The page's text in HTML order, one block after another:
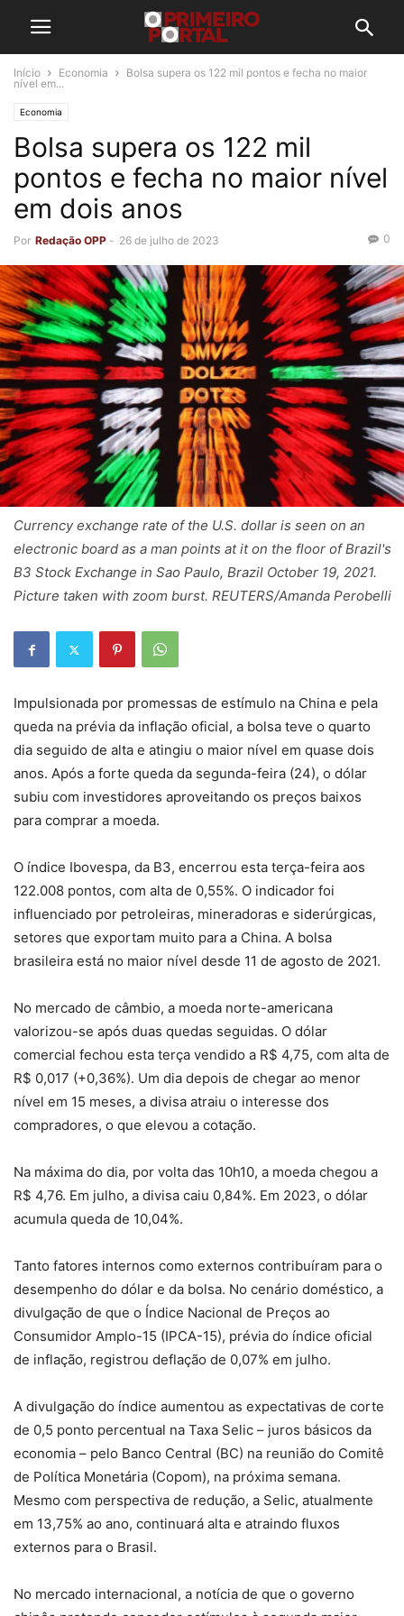
Início Economia
Bolsa supera os 122 mil pontos e fecha no maior
nível em...
Economia
Bolsa supera os 122 mil
pontos e fecha no maior nível
em dois anos
Por Redação OPP - 26 de julho de 2023 0
Currency exchange rate of the U.S. dollar is seen on an
electronic board as a man points at it on the floor of Brazil's
B3 Stock Exchange in Sao Paulo, Brazil October 19, 2021.
Picture taken with zoom burst. REUTERS/Amanda Perobelli
Impulsionada por promessas de estímulo na China e pela
queda na prévia da inflação oficial, a bolsa teve o quarto
dia seguido de alta e atingiu o maior nível em quase dois
anos. Após a forte queda da segunda-feira (24), o dólar
subiu com investidores aproveitando os preços baixos
para comprar a moeda.
O índice Ibovespa, da B3, encerrou esta terça-feira aos
122.008 pontos, com alta de 0,55%. O indicador foi
influenciado por petroleiras, mineradoras e siderúrgicas,
setores que exportam muito para a China. A bolsa
brasileira está no maior nível desde 11 de agosto de 2021.
No mercado de câmbio, a moeda norte-americana
valorizou-se após duas quedas seguidas. O dólar
comercial fechou esta terça vendido a R$ 4,75, com alta de
R$ 0,017 (+0,36%). Um dia depois de chegar ao menor
nível em 15 meses, a divisa atraiu o interesse dos
compradores, o que elevou a cotação.
Na máxima do dia, por volta das 10h10, a moeda chegou a
R$ 4,76. Em julho, a divisa caiu 0,84%. Em 2023, o dólar
acumula queda de 10,04%.
Tanto fatores internos como externos contribuíram para o
desempenho do dólar e da bolsa. No cenário doméstico, a
divulgação de que o Índice Nacional de Preços ao
Consumidor Amplo-15 (IPCA-15), prévia do índice oficial
de inflação, registrou deflação de 0,07% em julho.
A divulgação do índice aumentou as expectativas de corte
de 0,5 ponto percentual na Taxa Selic – juros básicos da
economia – pelo Banco Central (BC) na reunião do Comitê
de Política Monetária (Copom), na próxima semana.
Mesmo com perspectiva de redução, a Selic, atualmente
em 13,75% ao ano, continuará alta e atraindo fluxos
externos para o Brasil.
No mercado internacional, a notícia de que o governo